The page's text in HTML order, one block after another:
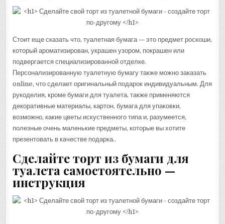
Стоит еще сказать что, туалетная бумага — это предмет роскоши,
который ароматизирован, украшен узором, покрашен или
подвергается специализированной отделке.
Персонализированную туалетную бумагу также можно заказать
online, что сделает оригинальный подарок индивидуальным. Для
рукоделия, кроме бумаги для туалета, также применяются
декоративные материалы, картон, бумага для упаковки,
возможно, какие цветы искуственного типа и, разумеется,
полезные очень маленькие предметы, которые вы хотите
презентовать в качестве подарка..
Сделайте торт из бумаги для
туалета самостоятельно —
инструкция